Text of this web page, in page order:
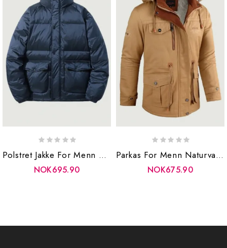
Polstret Jakke For Menn Vinterhvit Andedun Fluffy Puffer Yttertøy Svart Oversize Frakk Herre
NOK695.90
Parkas For Menn Naturvandring Lette Polstrede Jakker Genser Med Glidelåskåper Hette Vinterjakke For Sweatshirt
NOK675.90